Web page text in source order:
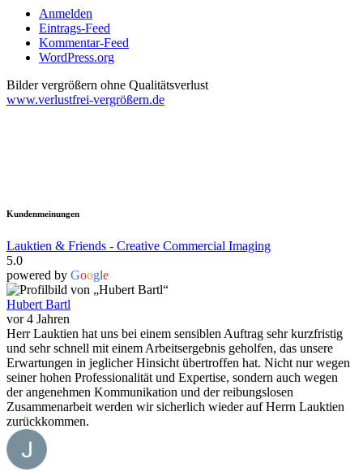
Anmelden
Eintrags-Feed
Kommentar-Feed
WordPress.org
Bilder vergrößern ohne Qualitätsverlust
www.verlustfrei-vergrößern.de
Kundenmeinungen
Lauktien & Friends - Creative Commercial Imaging
5.0
powered by Google
Hubert Bartl
vor 4 Jahren
Herr Lauktien hat uns bei einem sensiblen Auftrag sehr kurzfristig
und sehr schnell mit einem Arbeitsergebnis geholfen, das unsere
Erwartungen in jeglicher Hinsicht übertroffen hat. Nicht nur wegen
seiner hohen Professionalität und Expertise, sondern auch wegen
der angenehmen Kommunikation und der reibungslosen
Zusammenarbeit werden wir sicherlich wieder auf Herrn Lauktien
zurückkommen.